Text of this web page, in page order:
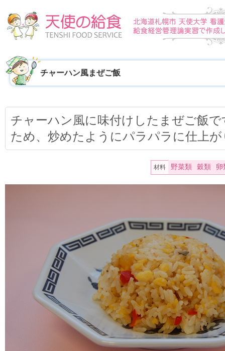
チャーハン風まぜご飯
チャーハン風に味付けしたまぜご飯
ため、炒めたようにパラパラに仕上
材料 野菜類 穀類 卵